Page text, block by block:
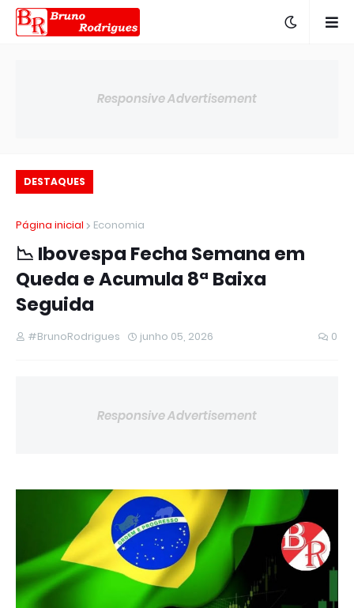
Responsive Advertisement
DESTAQUES
Página inicial Economia
📉 Ibovespa Fecha Semana em
Queda e Acumula 8ª Baixa
Seguida
#BrunoRodrigues junho 05, 2026 0
Responsive Advertisement